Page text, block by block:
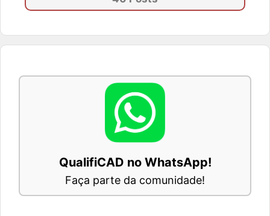
QualifiCAD no WhatsApp!
Faça parte da comunidade!